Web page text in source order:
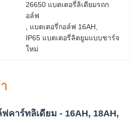
26650 แบตเตอรี่ลิเดียมรถก
อล์ฟ
แบตเตอรี่กอล์ฟ 16AH
IP65 แบตเตอรี่ลิตยูมแบบชาร์จ
ใหม่
คาร์ทลิเดียม - 16AH, 18AH,